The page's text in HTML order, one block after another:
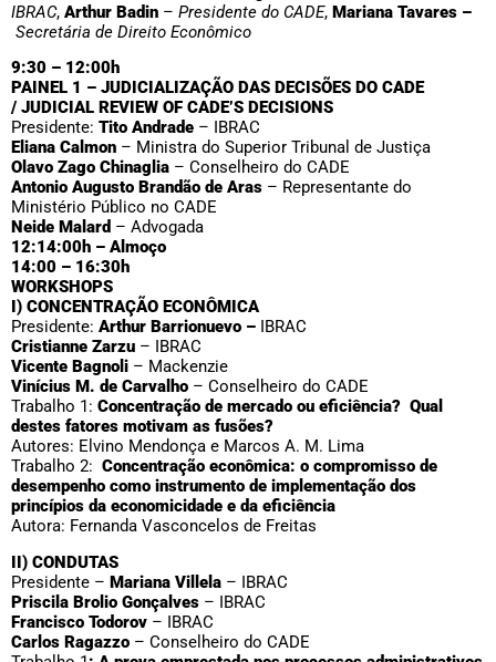
IBRAC, Arthur Badin – Presidente do CADE, Mariana Tavares –
Secretária de Direito Econômico
9:30 – 12:00h
PAINEL 1 – JUDICIALIZAÇÃO DAS DECISÕES DO CADE
/ JUDICIAL REVIEW OF CADE’S DECISIONS
Presidente: Tito Andrade – IBRAC
Eliana Calmon – Ministra do Superior Tribunal de Justiça
Olavo Zago Chinaglia – Conselheiro do CADE
Antonio Augusto Brandão de Aras – Representante do
Ministério Público no CADE
Neide Malard – Advogada
12:14:00h – Almoço
14:00 – 16:30h
WORKSHOPS
I) CONCENTRAÇÃO ECONÔMICA
Presidente: Arthur Barrionuevo – IBRAC
Cristianne Zarzu – IBRAC
Vicente Bagnoli – Mackenzie
Vinícius M. de Carvalho – Conselheiro do CADE
Trabalho 1: Concentração de mercado ou eficiência? Qual
destes fatores motivam as fusões?
Autores: Elvino Mendonça e Marcos A. M. Lima
Trabalho 2: Concentração econômica: o compromisso de
desempenho como instrumento de implementação dos
princípios da economicidade e da eficiência
Autora: Fernanda Vasconcelos de Freitas
II) CONDUTAS
Presidente – Mariana Villela – IBRAC
Priscila Brolio Gonçalves – IBRAC
Francisco Todorov – IBRAC
Carlos Ragazzo – Conselheiro do CADE